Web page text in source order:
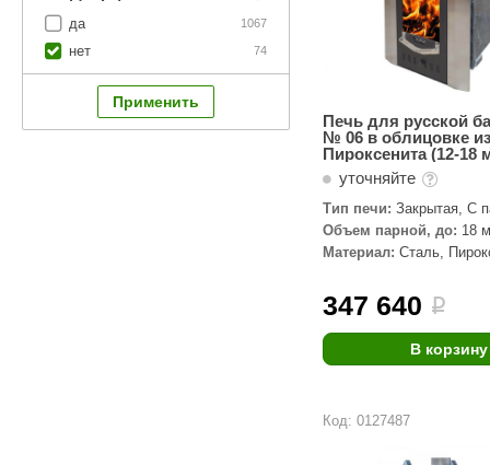
1067
да
74
нет
Печь для русской
№ 06 в облицовке из
Пироксенита (12-18
уточняйте
Тип печи: Закрытая, С
пушкой
Объем парной, до: 18
Материал: Сталь,
347 640 i
В корзину
Код: 0127487